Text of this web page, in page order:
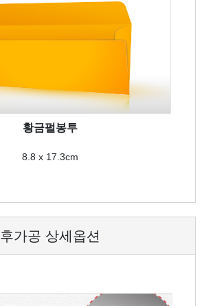
황금펄봉투
8.8 x 17.3cm
후가공 상세옵션